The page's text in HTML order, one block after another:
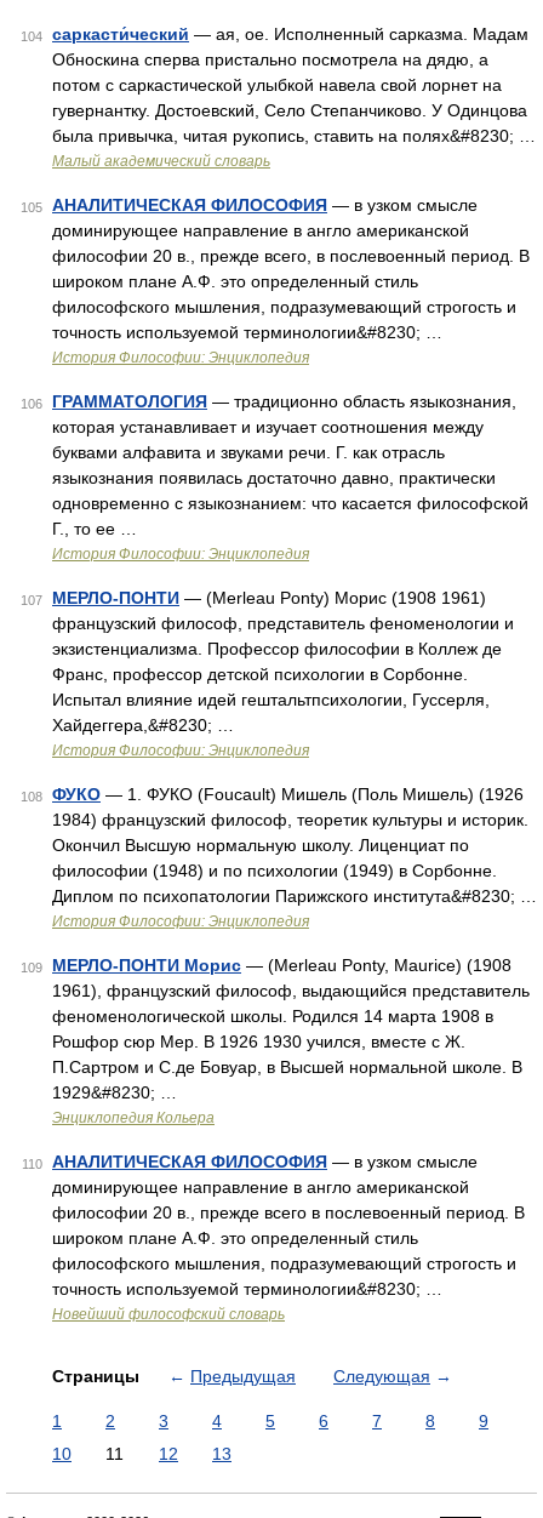
104 саркасти́ческий — ая, ое. Исполненный сарказма. Мадам
Обноскина сперва пристально посмотрела на дядю, а
потом с саркастической улыбкой навела свой лорнет на
гувернантку. Достоевский, Село Степанчиково. У Одинцова
была привычка, читая рукопись, ставить на полях&#8230; …
Малый академический словарь
105 АНАЛИТИЧЕСКАЯ ФИЛОСОФИЯ — в узком смысле
доминирующее направление в англо американской
философии 20 в., прежде всего, в послевоенный период. В
широком плане А.Ф. это определенный стиль
философского мышления, подразумевающий строгость и
точность используемой терминологии&#8230; …
История Философии: Энциклопедия
106 ГРАММАТОЛОГИЯ — традиционно область языкознания,
которая устанавливает и изучает соотношения между
буквами алфавита и звуками речи. Г. как отрасль
языкознания появилась достаточно давно, практически
одновременно с языкознанием: что касается философской
Г., то ее …
История Философии: Энциклопедия
107 МЕРЛО-ПОНТИ — (Merleau Ponty) Морис (1908 1961)
французский философ, представитель феноменологии и
экзистенциализма. Профессор философии в Коллеж де
Франс, профессор детской психологии в Сорбонне.
Испытал влияние идей гештальтпсихологии, Гуссерля,
Хайдеггера,&#8230; …
История Философии: Энциклопедия
108 ФУКО — 1. ФУКО (Foucault) Мишель (Поль Мишель) (1926
1984) французский философ, теоретик культуры и историк.
Окончил Высшую нормальную школу. Лиценциат по
философии (1948) и по психологии (1949) в Сорбонне.
Диплом по психопатологии Парижского института&#8230; …
История Философии: Энциклопедия
109 МЕРЛО-ПОНТИ Морис — (Merleau Ponty, Maurice) (1908
1961), французский философ, выдающийся представитель
феноменологической школы. Родился 14 марта 1908 в
Рошфор сюр Мер. В 1926 1930 учился, вместе с Ж.
П.Сартром и С.де Бовуар, в Высшей нормальной школе. В
1929&#8230; …
Энциклопедия Кольера
110 АНАЛИТИЧЕСКАЯ ФИЛОСОФИЯ — в узком смысле
доминирующее направление в англо американской
философии 20 в., прежде всего в послевоенный период. В
широком плане А.Ф. это определенный стиль
философского мышления, подразумевающий строгость и
точность используемой терминологии&#8230; …
Новейший философский словарь
Страницы ← Предыдущая Следующая →
1 2 3 4 5 6 7 8
9
10
11 12 13